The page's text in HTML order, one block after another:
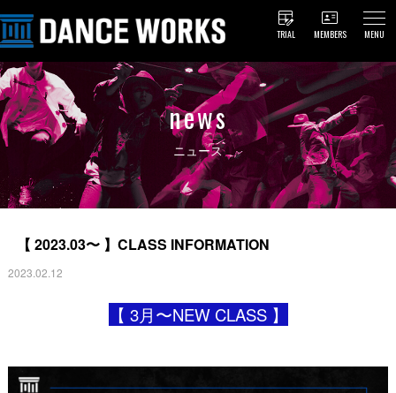
TRIAL MEMBERS MENU
news
ニュース
【 2023.03〜 】CLASS INFORMATION
2023.02.12
【 3月〜NEW CLASS 】